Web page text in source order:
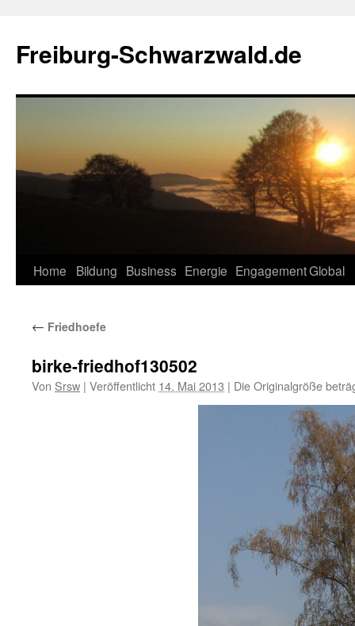
springen
Freiburg-Schwarzwald.de
Home Bildung Business Energie EngagementGlobal
← Friedhoefe
birke-friedhof130502
Von Srsw | Veröffentlicht 14. Mai 2013 | Die Originalgröße